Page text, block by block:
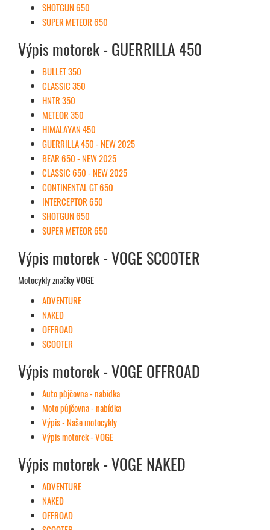
SHOTGUN 650
SUPER METEOR 650
Výpis motorek - GUERRILLA 450
BULLET 350
CLASSIC 350
HNTR 350
METEOR 350
HIMALAYAN 450
GUERRILLA 450 - NEW 2025
BEAR 650 - NEW 2025
CLASSIC 650 - NEW 2025
CONTINENTAL GT 650
INTERCEPTOR 650
SHOTGUN 650
SUPER METEOR 650
Výpis motorek - VOGE SCOOTER
Motocykly značky VOGE
ADVENTURE
NAKED
OFFROAD
SCOOTER
Výpis motorek - VOGE OFFROAD
Auto půjčovna - nabídka
Moto půjčovna - nabídka
Výpis - Naše motocykly
Výpis motorek - VOGE
Výpis motorek - VOGE NAKED
ADVENTURE
NAKED
OFFROAD